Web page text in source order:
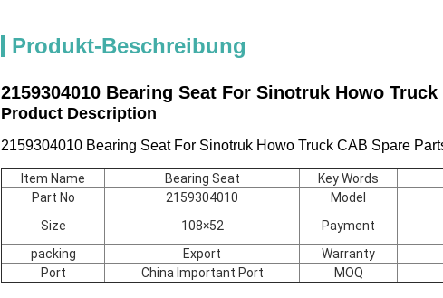
Produkt-Beschreibung
2159304010 Bearing Seat For Sinotruk Howo Truck
Product Description
2159304010 Bearing Seat For Sinotruk Howo Truck CAB Spare
Item Name Bearing Seat Key Words
Part No
2159304010 Model
Size 108×52 Payment
packing
Export Warranty
Port
China Important Port MOQ